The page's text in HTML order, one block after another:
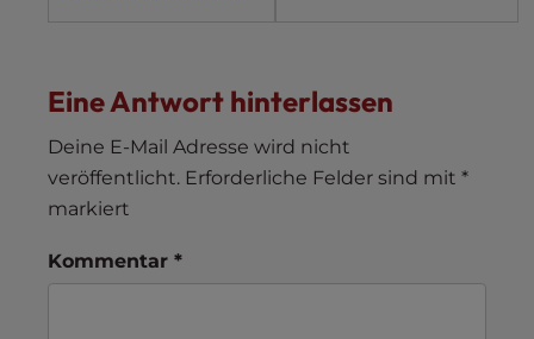
Eine Antwort hinterlassen
Deine E-Mail Adresse wird nicht
veröffentlicht. Erforderliche Felder sind mit *
markiert
Kommentar *